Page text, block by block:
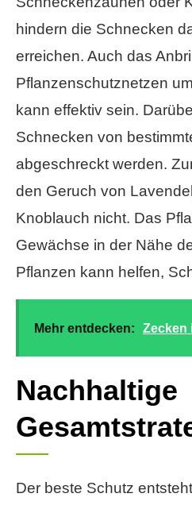
hindern die Schnecken
erreichen. Auch das
Pflanzenschutznetzen
kann effektiv sein.
Schnecken von
abgeschreckt werden.
den Geruch von
Knoblauch nicht. Das
Gewächse in der Nähe
Pflanzen kann helfen,
Mehr entdecken: Zecken
Nachhaltige
Der beste Schutz